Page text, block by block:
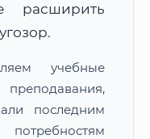
расширить
учебные
последним